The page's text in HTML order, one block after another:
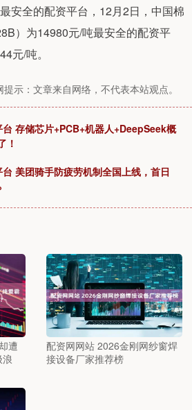
全的配资平台，12月2日，中国棉
）为14980元/吨最安全的配资平
元/吨。
提示：文章来自网络，不代表本站观点。
存储芯片+PCB+机器人+DeepSeek概
！
美团骑手防疲劳机制全国上线，首日
遭
浪
配资网网站 2026金刚网纱窗焊
接设备厂家推荐榜